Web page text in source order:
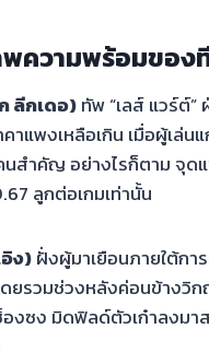
ความพร้อมของ
ลีกเดอ)ทัพ “เลส์ แวร์ต์
แพงเหลือเกิน เมื่อผู้เล่
สำคัญ อย่างไรก็ตาม จุด
ลูกต่อเกมเท่านั้น
ง)ฝั่งผู้มาเยือนภายใต้ก
รวมช่วงหลังค่อนข้างวิก
งซง มิดฟิลด์ตัวเก๋าลงมา